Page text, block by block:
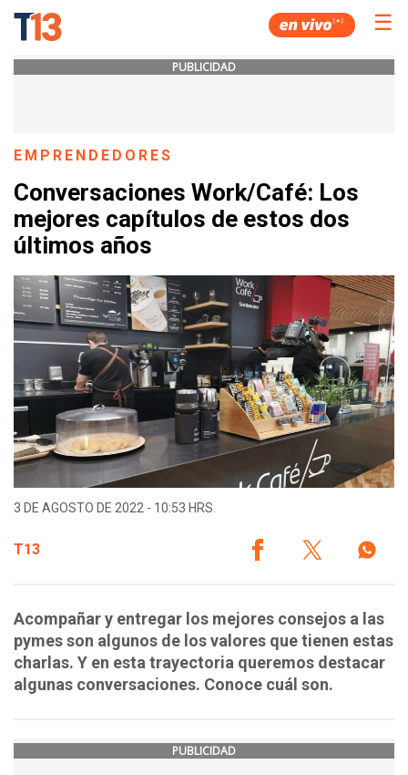
☰
PUBLICIDAD
EMPRENDEDORES
Conversaciones Work/Café: Los
mejores capítulos de estos dos
últimos años
3 DE AGOSTO DE 2022 - 10:53 HRS.
T13
Acompañar y entregar los mejores consejos a las
pymes son algunos de los valores que tienen estas
charlas. Y en esta trayectoria queremos destacar
algunas conversaciones. Conoce cuál son.
PUBLICIDAD